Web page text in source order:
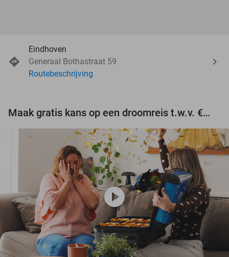
Eindhoven
Generaal Bothastraat 59
Routebeschrijving
Maak gratis kans op een droomreis t.w.v. €3.000!
play_circle